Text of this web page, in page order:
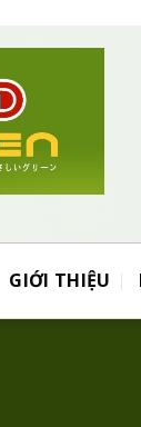
GIỚI THIỆU